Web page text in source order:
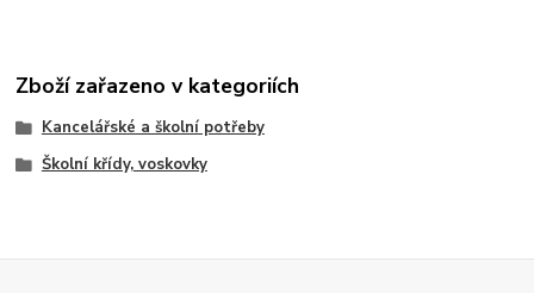
Zboží zařazeno v kategoriích
Kancelářské a školní potřeby
Školní křídy, voskovky